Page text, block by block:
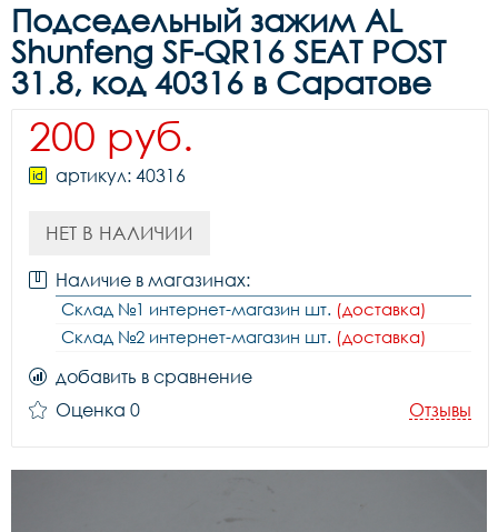
Подседельный зажим AL
Shunfeng SF-QR16 SEAT POST
31.8, код 40316 в Саратове
200 руб.
артикул: 40316
НЕТ В НАЛИЧИИ
Наличие в магазинах:
Склад №1 интернет-магазин шт. (доставка)
Склад №2 интернет-магазин шт. (доставка)
добавить в сравнение
Оценка 0
Отзывы